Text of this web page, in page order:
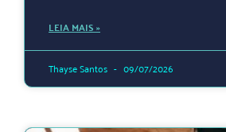
LEIA MAIS »
Thayse Santos 09/07/2026